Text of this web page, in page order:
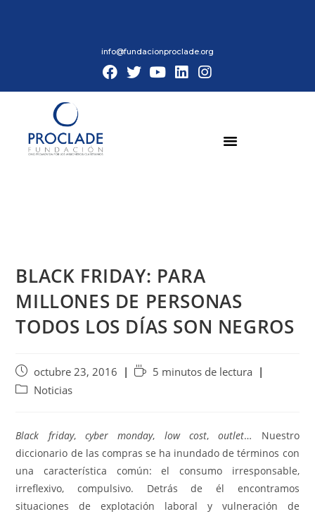
info@fundacionproclade.org
BLACK FRIDAY: PARA
MILLONES DE PERSONAS
TODOS LOS DÍAS SON NEGROS
octubre 23, 2016
5 minutos de lectura
Noticias
Black friday,cyber monday, low cost,outlet… Nuestro
diccionario de las compras se ha inundado de términos con
una característica común: el consumo irresponsable,
irreflexivo, compulsivo. Detrás de él encontramos
situaciones de explotación laboral y vulneración de